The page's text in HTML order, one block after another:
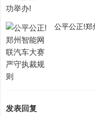
公平公正!郑
发表回复